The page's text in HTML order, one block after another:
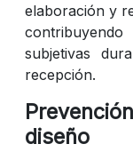
elaboración y
subjetivas
recepción.
diseño